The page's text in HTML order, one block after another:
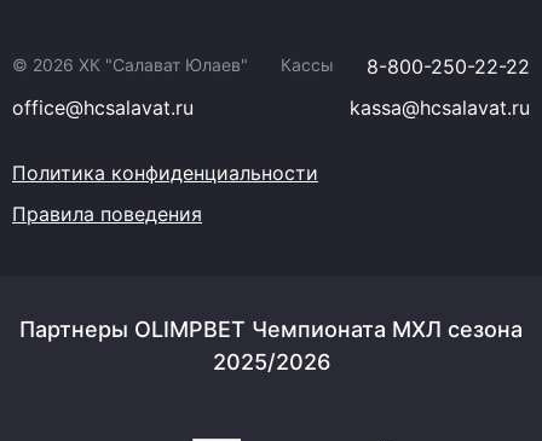
© 2026 ХК "Салават Юлаев" Кассы
8-800-250-22-22
office@hcsalavat.ru
kassa@hcsalavat.ru
Политика конфиденциальности
Правила поведения
Партнеры OLIMPBET Чемпионата МХЛ сезона
2025/2026